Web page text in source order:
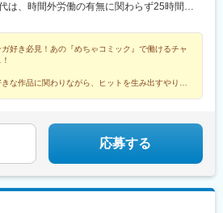
は、時間外労働の有無に関わらず25時間分
、経験・スキルを考慮の上、決定いたします
ガ好き必見！あの『めちゃコミック』で働けるチャ
な作品に関わりながら、ヒットを生み出すやりが
の作品、もっと広めたい」
な想いをカタチにできる環境です！
応募する